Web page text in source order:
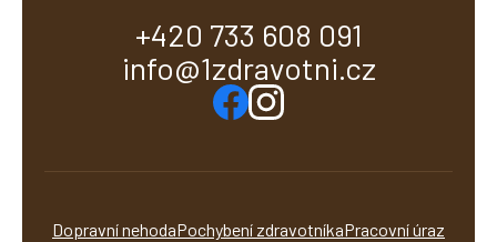
+420 733 608 091
info@1zdravotni.cz
Dopravní nehodaPochybení zdravotníkaPracovní úraz